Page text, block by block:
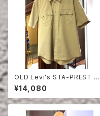
OLD Levi's STA-PREST HA
LF SLEEVE SHIRT
¥14,080